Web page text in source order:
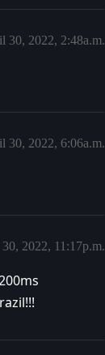
30, 2022, 2:48a.m.
30, 2022, 6:06a.m.
2022, 11:17p.m.